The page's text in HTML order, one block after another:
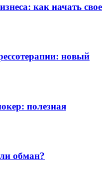
как начать свое
новый
полезная
обман?